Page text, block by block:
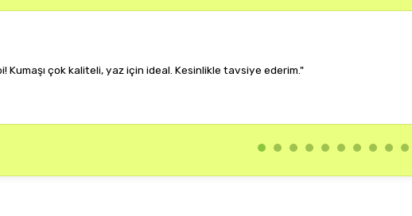
"Rengi ve kalıbı harika. Her kombinime uyum sağlıyor, çok memnun kaldım."